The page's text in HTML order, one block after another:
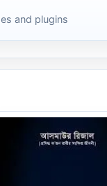
and plugins